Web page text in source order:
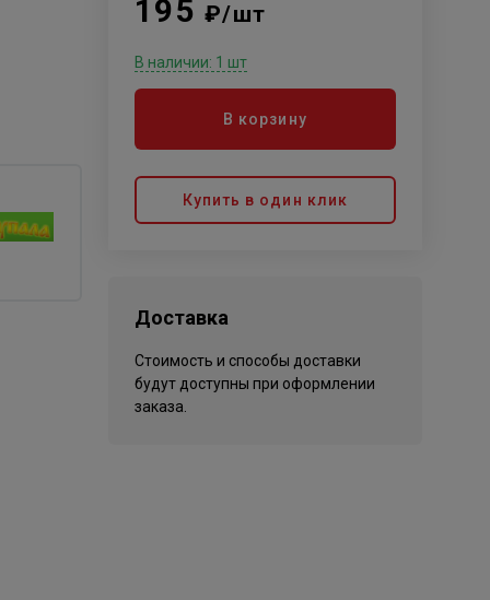
195 ₽/шт
В наличии: 1 шт
В корзину
Купить в один клик
Доставка
Стоимость и способы доставки
будут доступны при оформлении
заказа.